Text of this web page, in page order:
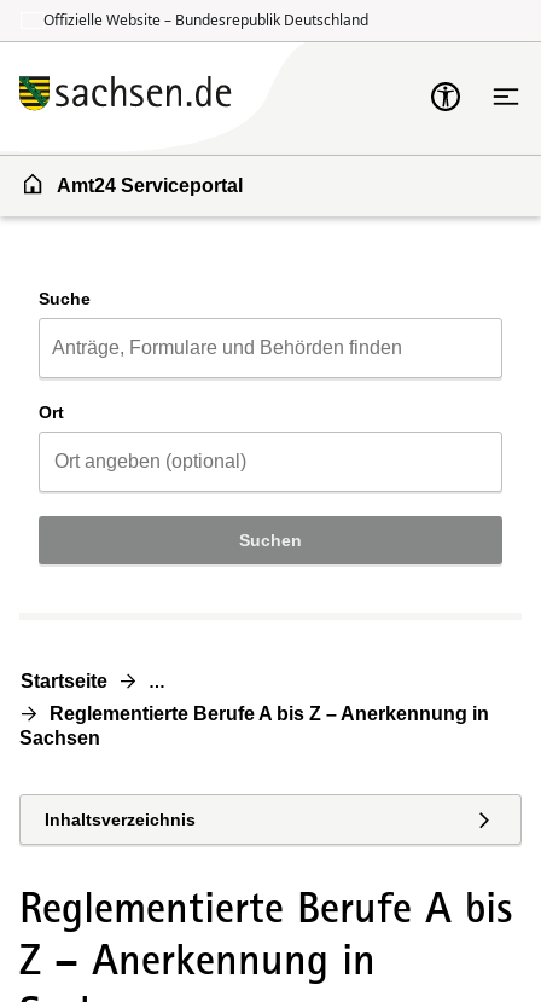
Offizielle Website – Bundesrepublik Deutschland
Amt24 Serviceportal
Suche
Ort
Suchen
Startseite …
Reglementierte Berufe A bis Z – Anerkennung in
Sachsen
Inhaltsverzeichnis
Reglementierte Berufe A bis
Z – Anerkennung in